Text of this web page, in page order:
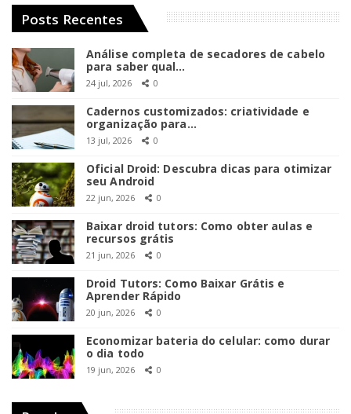
Posts Recentes
Análise completa de secadores de cabelo
para saber qual…
24 jul, 2026 0
Cadernos customizados: criatividade e
organização para…
13 jul, 2026 0
Oficial Droid: Descubra dicas para otimizar
seu Android
22 jun, 2026 0
Baixar droid tutors: Como obter aulas e
recursos grátis
21 jun, 2026 0
Droid Tutors: Como Baixar Grátis e
Aprender Rápido
20 jun, 2026 0
Economizar bateria do celular: como durar
o dia todo
19 jun, 2026 0